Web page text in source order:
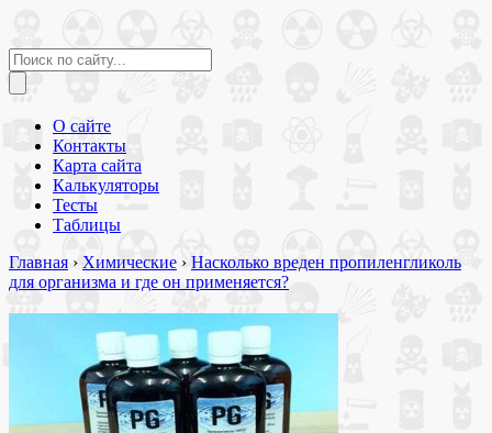
О сайте
Контакты
Карта сайта
Калькуляторы
Тесты
Таблицы
Главная › Химические › Насколько вреден пропиленгликоль
для организма и где он применяется?